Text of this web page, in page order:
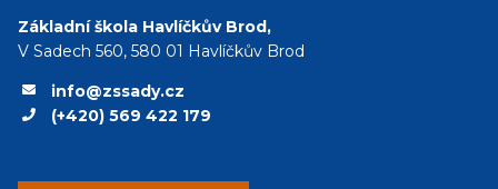
Základní škola Havlíčkův Brod,
V Sadech 560, 580 01 Havlíčkův Brod
info@zssady.cz
(+420) 569 422 179